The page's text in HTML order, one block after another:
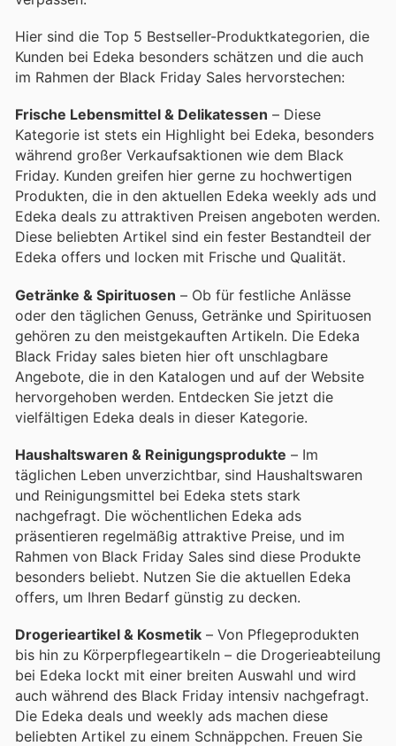
Hier sind die Top 5 Bestseller-Produktkategorien, die
Kunden bei Edeka besonders schätzen und die auch
im Rahmen der Black Friday Sales hervorstechen:
Frische Lebensmittel & Delikatessen – Diese
Kategorie ist stets ein Highlight bei Edeka, besonders
während großer Verkaufsaktionen wie dem Black
Friday. Kunden greifen hier gerne zu hochwertigen
Produkten, die in den aktuellen Edeka weekly ads und
Edeka deals zu attraktiven Preisen angeboten werden.
Diese beliebten Artikel sind ein fester Bestandteil der
Edeka offers und locken mit Frische und Qualität.
Getränke & Spirituosen – Ob für festliche Anlässe
oder den täglichen Genuss, Getränke und Spirituosen
gehören zu den meistgekauften Artikeln. Die Edeka
Black Friday sales bieten hier oft unschlagbare
Angebote, die in den Katalogen und auf der Website
hervorgehoben werden. Entdecken Sie jetzt die
vielfältigen Edeka deals in dieser Kategorie.
Haushaltswaren & Reinigungsprodukte – Im
täglichen Leben unverzichtbar, sind Haushaltswaren
und Reinigungsmittel bei Edeka stets stark
nachgefragt. Die wöchentlichen Edeka ads
präsentieren regelmäßig attraktive Preise, und im
Rahmen von Black Friday Sales sind diese Produkte
besonders beliebt. Nutzen Sie die aktuellen Edeka
offers, um Ihren Bedarf günstig zu decken.
Drogerieartikel & Kosmetik – Von Pflegeprodukten
bis hin zu Körperpflegeartikeln – die Drogerieabteilung
bei Edeka lockt mit einer breiten Auswahl und wird
auch während des Black Friday intensiv nachgefragt.
Die Edeka deals und weekly ads machen diese
beliebten Artikel zu einem Schnäppchen. Freuen Sie